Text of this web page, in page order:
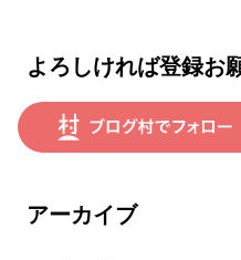
よろしければ登録お
アーカイブ